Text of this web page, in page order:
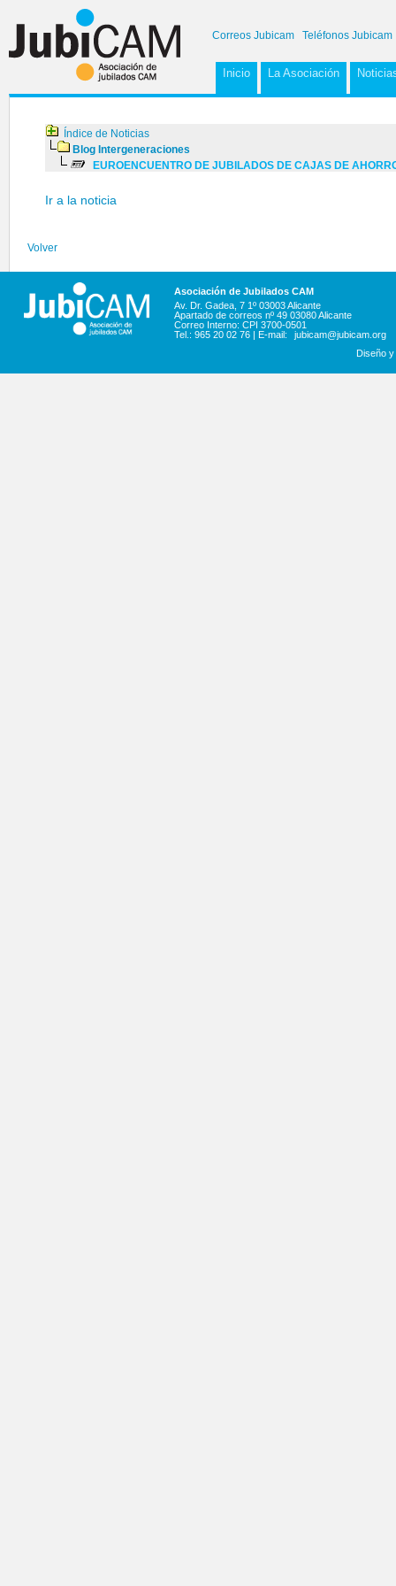
Correos Jubicam Teléfonos Jubicam
Inicio La Asociación
Índice de Noticias
Blog Intergeneraciones
EUROENCUENTRO DE JUBILADOS DE CAJAS DE
Ir a la noticia
Volver
Asociación de Jubilados CAM
Av. Dr. Gadea, 7 1º 03003 Alicante
Apartado de correos nº 49 03080 Alicante
Correo Interno: CPI 3700-0501
Tel.: 965 20 02 76 | E-mail:
jubicam@jubicam.org
Diseño